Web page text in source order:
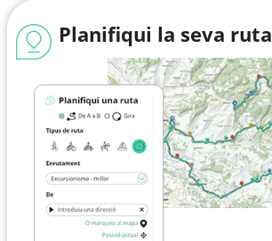
Planifiqui la seva ruta